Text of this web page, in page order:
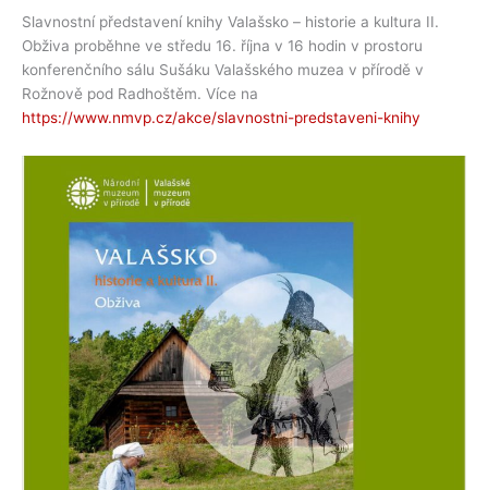
Slavnostní představení knihy Valašsko – historie a kultura II.
Obživa proběhne ve středu 16. října v 16 hodin v prostoru
konferenčního sálu Sušáku Valašského muzea v přírodě v
Rožnově pod Radhoštěm. Více na
https://www.nmvp.cz/akce/slavnostni-predstaveni-knihy